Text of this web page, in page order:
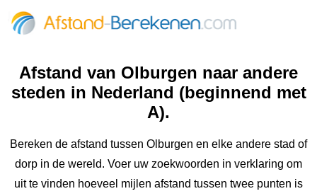
Afstand van Olburgen naar andere
steden in Nederland (beginnend met
A).
Bereken de afstand tussen Olburgen en elke andere stad of
dorp in de wereld. Voer uw zoekwoorden in verklaring om
uit te vinden hoeveel mijlen afstand tussen twee punten is